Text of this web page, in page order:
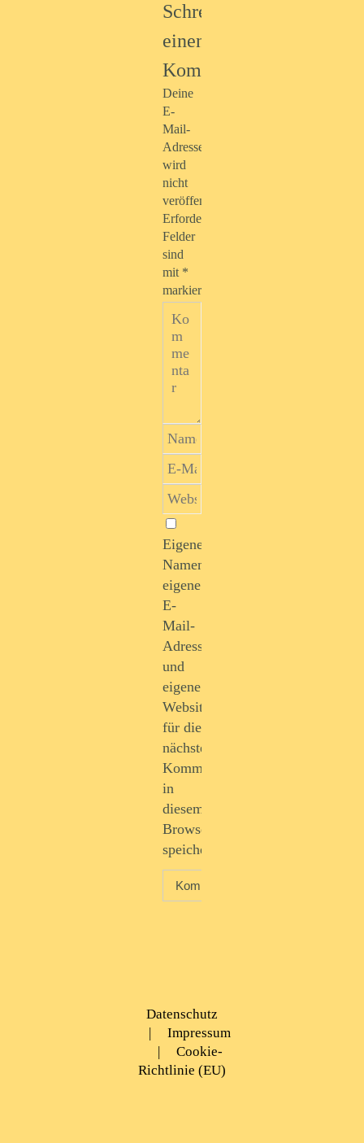
Schreibe
einen
Kommentar
Deine
E-
Mail-
Adresse
wird
nicht
veröffentlicht.
Erforderliche
Felder
sind
mit *
markiert
Eigenen
Namen,
eigene
E-
Mail-
Adresse
und
eigene
Website
für die
nächste
Kommentierung
in
diesem
Browser
speichern.
Datenschutz
|Impressum
Cookie-
Richtlinie (EU)